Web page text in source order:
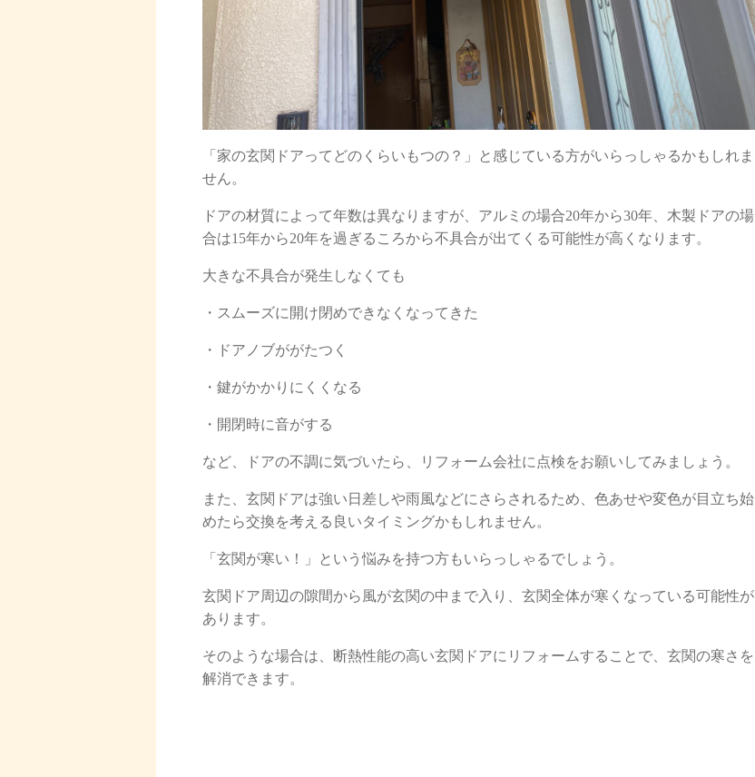
「家の玄関ドアってどのくらいもつの？」と感じている方がいらっしゃるかもしれま
せん。
ドアの材質によって年数は異なりますが、アルミの場合20年から30年、木製ドアの場
合は15年から20年を過ぎるころから不具合が出てくる可能性が高くなります。
大きな不具合が発生しなくても
・スムーズに開け閉めできなくなってきた
・ドアノブががたつく
・鍵がかかりにくくなる
・開閉時に音がする
など、ドアの不調に気づいたら、リフォーム会社に点検をお願いしてみましょう。
また、玄関ドアは強い日差しや雨風などにさらされるため、色あせや変色が目立ち始
めたら交換を考える良いタイミングかもしれません。
「玄関が寒い！」という悩みを持つ方もいらっしゃるでしょう。
玄関ドア周辺の隙間から風が玄関の中まで入り、玄関全体が寒くなっている可能性が
あります。
そのような場合は、断熱性能の高い玄関ドアにリフォームすることで、玄関の寒さを
解消できます。